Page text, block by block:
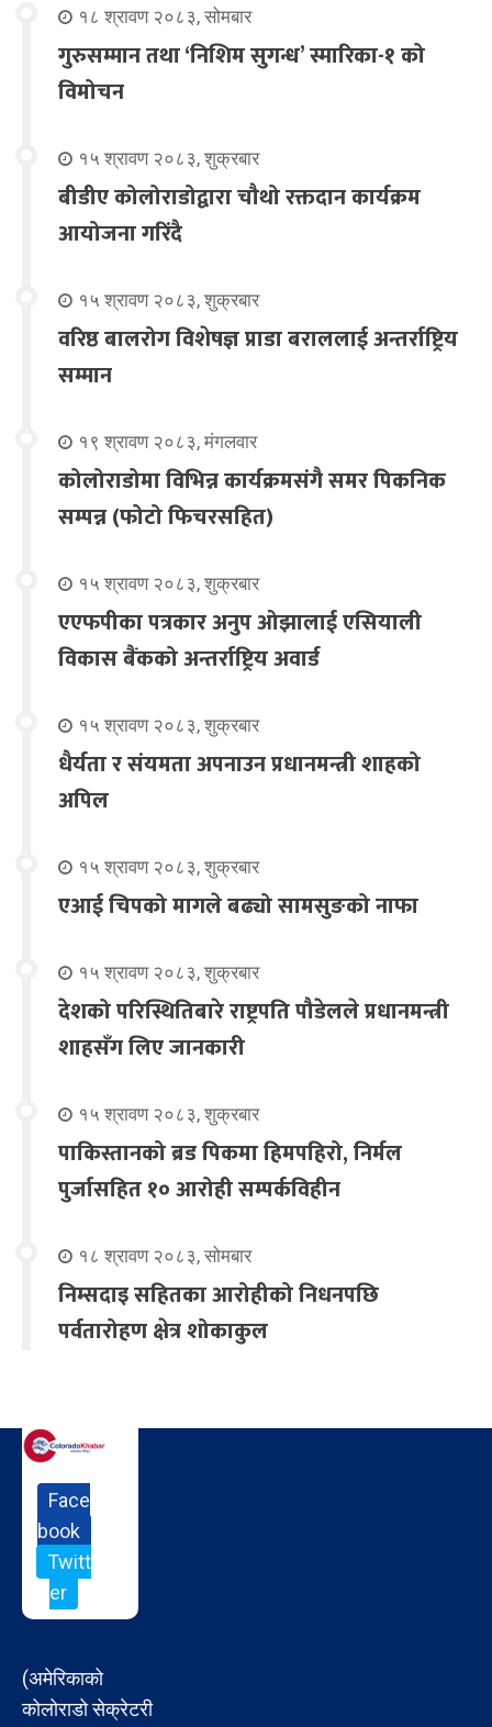
१८ श्रावण २०८३, सोमबार
गुरुसम्मान तथा ‘निशिम सुगन्ध’ स्मारिका-१ को
विमोचन
१५ श्रावण २०८३, शुक्रबार
बीडीए कोलोराडोद्वारा चौथो रक्तदान कार्यक्रम
आयोजना गरिंदै
१५ श्रावण २०८३, शुक्रबार
वरिष्ठ बालरोग विशेषज्ञ प्राडा बराललाई अन्तर्राष्ट्रिय
सम्मान
१९ श्रावण २०८३, मंगलवार
कोलोराडोमा विभिन्न कार्यक्रमसंगै समर पिकनिक
सम्पन्न (फोटो फिचरसहित)
१५ श्रावण २०८३, शुक्रबार
एएफपीका पत्रकार अनुप ओझालाई एसियाली
विकास बैंकको अन्तर्राष्ट्रिय अवार्ड
१५ श्रावण २०८३, शुक्रबार
धैर्यता र संयमता अपनाउन प्रधानमन्त्री शाहको
अपिल
१५ श्रावण २०८३, शुक्रबार
एआई चिपको मागले बढ्यो सामसुङको नाफा
१५ श्रावण २०८३, शुक्रबार
देशको परिस्थितिबारे राष्ट्रपति पौडेलले प्रधानमन्त्री
शाहसँग लिए जानकारी
१५ श्रावण २०८३, शुक्रबार
पाकिस्तानको ब्रड पिकमा हिमपहिरो, निर्मल
पुर्जासहित १० आरोही सम्पर्कविहीन
१८ श्रावण २०८३, सोमबार
निम्सदाइ सहितका आरोहीको निधनपछि
पर्वतारोहण क्षेत्र शोकाकुल
Face
book
Twitt
er
(अमेरिकाको
कोलोराडो सेक्रेटरी